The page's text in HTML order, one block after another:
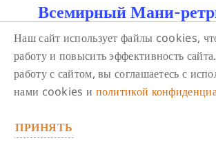
Всемирный Мани-
2026
11 октября/ 14:30-16:00
Это масштабное мероприятие
впервые и посвящено счастью и
Наш сайт использует файлы cookies,
работу и повысить эффективность
работу с сайтом, вы соглашаетесь с
нами cookies и политикой
ПРИНЯТЬ